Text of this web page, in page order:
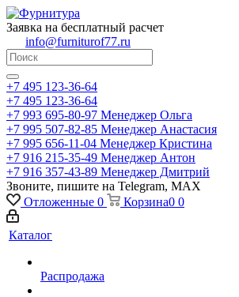
Заявка на бесплатный расчет
info@furniturof77.ru
+7 495 123-36-64
+7 495 123-36-64
+7 993 695-80-97 Менеджер Ольга
+7 995 507-82-85 Менеджер Анастасия
+7 995 656-11-04 Менеджер Кристина
+7 916 215-35-49 Менеджер Антон
+7 916 357-43-89 Менеджер Дмитрий
Звоните, пишите на Telegram, MAX
Отложенные 0 Корзина0 0
Каталог
Распродажа